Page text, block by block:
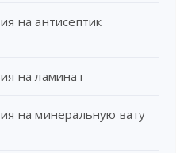
на антисептик
на ламинат
на минеральную вату